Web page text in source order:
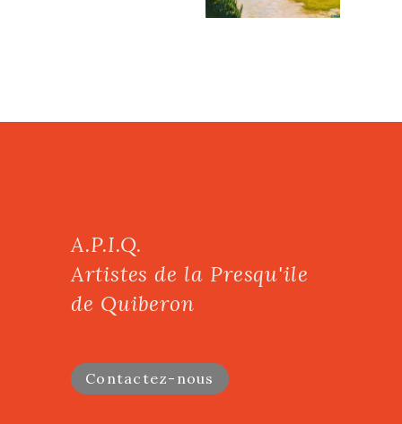
A.P.I.Q.
Artistes de la Presqu'ile
de Quiberon
Contactez-nous